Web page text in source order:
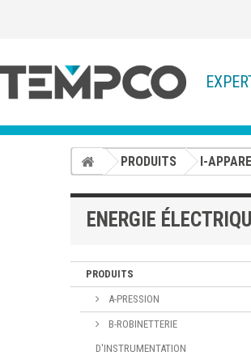
PRODUITS I-
ENERGIE
PRODUITS
A-PRESSION
B-ROBINETTERIE
D'INSTRUMENTATION